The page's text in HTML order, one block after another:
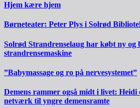
Hjem kære hjem
Børneteater: Peter Plys i Solrød
Solrød Strandrenselaug har købt ny og
strandrensemaskine
”Babymassage og ro på nervesystemet”
Demens rammer også midt i livet: Heidi
netværk til yngre demensramte